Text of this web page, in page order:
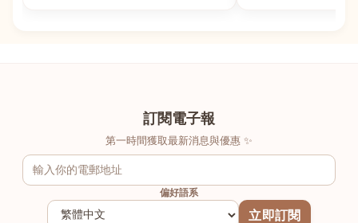
訂閱電子報
第一時間獲取最新消息與優惠 ✨
偏好語系
立即訂閱